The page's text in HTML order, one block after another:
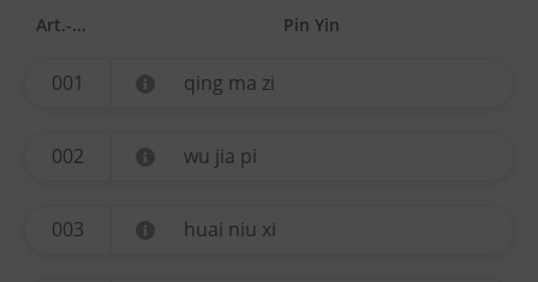
Art.-Nr. Pin Yin
001 qing ma zi
002 wu jia pi
003 huai niu xi